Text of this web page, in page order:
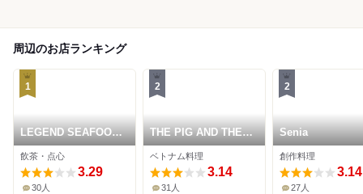
周辺のお店ランキング
1
LEGEND SEAFOOD
RESTAURANT
飲茶・点心
3.29
30人
2
THE PIG AND THE
LADY
ベトナム料理
3.14
31人
2
Senia
創作料理
3.14
27人